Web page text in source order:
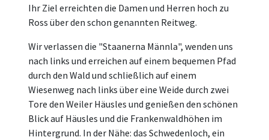
Ihr Ziel erreichten die Damen und Herren hoch zu
Ross über den schon genannten Reitweg.
Wir verlassen die "Staanerna Männla", wenden uns
nach links und erreichen auf einem bequemen Pfad
durch den Wald und schließlich auf einem
Wiesenweg nach links über eine Weide durch zwei
Tore den Weiler Häusles und genießen den schönen
Blick auf Häusles und die Frankenwaldhöhen im
Hintergrund. In der Nähe: das Schwedenloch, ein